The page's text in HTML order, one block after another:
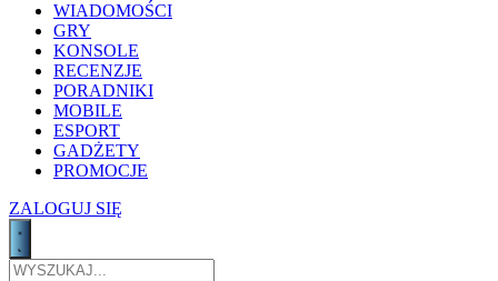
WIADOMOŚCI
GRY
KONSOLE
RECENZJE
PORADNIKI
MOBILE
ESPORT
GADŻETY
PROMOCJE
ZALOGUJ SIĘ